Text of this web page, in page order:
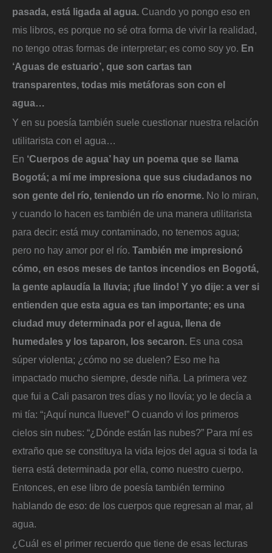
pasada, está ligada al agua. Cuando yo pongo eso en
mis libros, es porque no sé otra forma de vivir la realidad,
no tengo otras formas de interpretar; es como soy yo. En
‘Aguas de estuario’, que son cartas tan
transparentes, todas mis metáforas son con el
agua…
Y en su poesía también suele cuestionar nuestra relación
utilitarista con el agua…
En ‘Cuerpos de agua’ hay un poema que se llama
Bogotá; a mí me impresiona que sus ciudadanos no
son gente del río, teniendo un río enorme. No lo miran,
y cuando lo hacen es también de una manera utilitarista
para decir: está muy contaminado, no tenemos agua;
pero no hay amor por el río. También me impresionó
cómo, en esos meses de tantos incendios en Bogotá,
la gente aplaudía la lluvia; ¡fue lindo! Y yo dije: a ver si
entienden que esta agua es tan importante; es una
ciudad muy determinada por el agua, llena de
humedales y los taparon, los secaron. Es una cosa
súper violenta; ¿cómo no se duelen? Eso me ha
impactado mucho siempre, desde niña. La primera vez
que fui a Cali pasaron tres días y no llovía; yo le decía a
mi tía: “¡Aquí nunca llueve!” O cuando vi los primeros
cielos sin nubes: “¿Dónde están las nubes?” Para mí es
extraño que se constituya la vida lejos del agua si toda la
tierra está determinada por ella, como nuestro cuerpo.
Entonces, en ese libro de poesía también termino
hablando de eso: de los cuerpos que regresan al mar, al
agua.
¿Cuál es el primer recuerdo que tiene de esas lecturas